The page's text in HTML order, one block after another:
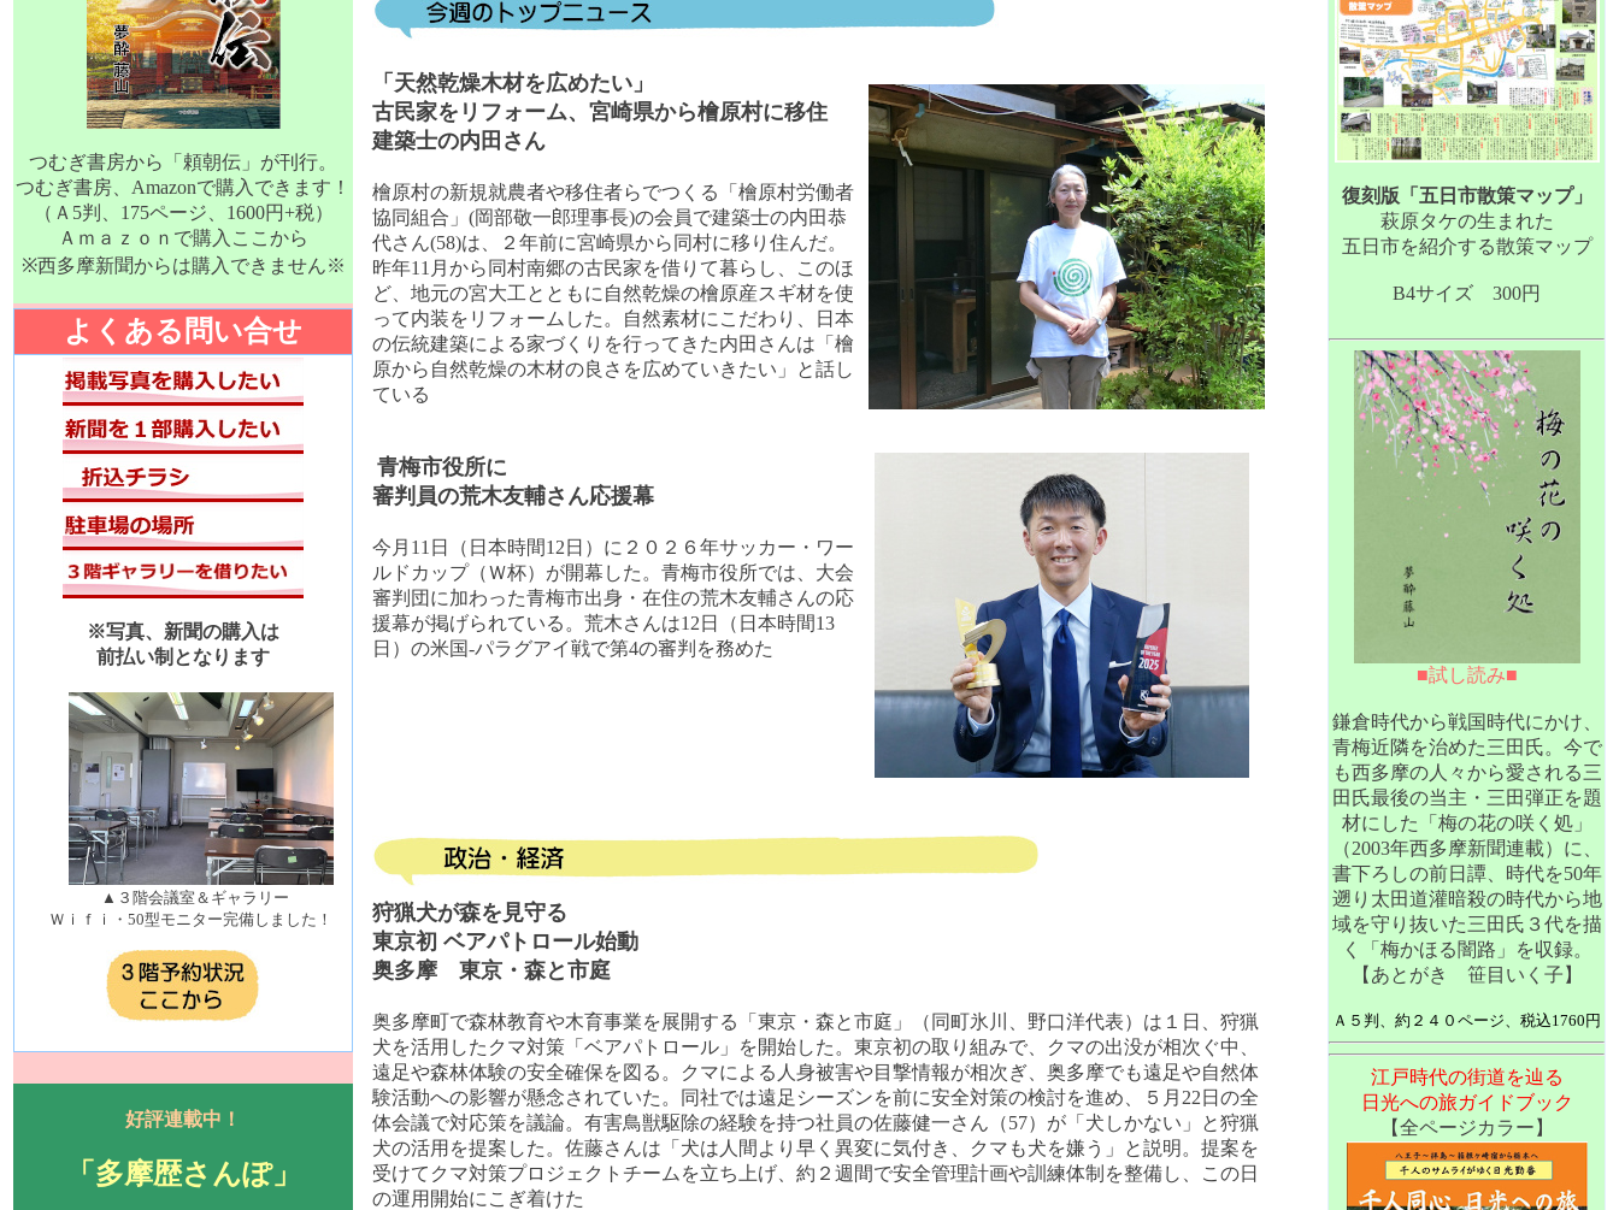
つむぎ書房から「頼朝伝」が刊行。
つむぎ書房、Amazonで購入できます！
（Ａ5判、175ページ、1600円+税）
Ａｍａｚｏｎで購入ここから
※西多摩新聞からは購入できません※
よくある問い合せ
※写真、新聞の購入は
前払い制となります
▲３階会議室＆ギャラリー
Ｗｉｆｉ・50型モニター完備しました！
好評連載中！
「多摩歴さんぽ」
「天然乾燥木材を広めたい」
古民家をリフォーム、宮崎県から檜原村に移住
建築士の内田さん
檜原村の新規就農者や移住者らでつくる「檜原村労働者
協同組合」(岡部敬一郎理事長)の会員で建築士の内田恭
代さん(58)は、２年前に宮崎県から同村に移り住んだ。
昨年11月から同村南郷の古民家を借りて暮らし、このほ
ど、地元の宮大工とともに自然乾燥の檜原産スギ材を使
って内装をリフォームした。自然素材にこだわり、日本
の伝統建築による家づくりを行ってきた内田さんは「檜
原から自然乾燥の木材の良さを広めていきたい」と話し
ている
青梅市役所に
審判員の荒木友輔さん応援幕
今月11日（日本時間12日）に２０２６年サッカー・ワー
ルドカップ（Ｗ杯）が開幕した。青梅市役所では、大会
審判団に加わった青梅市出身・在住の荒木友輔さんの応
援幕が掲げられている。荒木さんは12日（日本時間13
日）の米国-パラグアイ戦で第4の審判を務めた
狩猟犬が森を見守る
東京初 ベアパトロール始動
奥多摩 東京・森と市庭
奥多摩町で森林教育や木育事業を展開する「東京・森と市庭」（同町氷川、野口洋代表）は１日、狩猟
犬を活用したクマ対策「ベアパトロール」を開始した。東京初の取り組みで、クマの出没が相次ぐ中、
遠足や森林体験の安全確保を図る。クマによる人身被害や目撃情報が相次ぎ、奥多摩でも遠足や自然体
験活動への影響が懸念されていた。同社では遠足シーズンを前に安全対策の検討を進め、５月22日の全
体会議で対応策を議論。有害鳥獣駆除の経験を持つ社員の佐藤健一さん（57）が「犬しかない」と狩猟
犬の活用を提案した。佐藤さんは「犬は人間より早く異変に気付き、クマも犬を嫌う」と説明。提案を
受けてクマ対策プロジェクトチームを立ち上げ、約２週間で安全管理計画や訓練体制を整備し、この日
の運用開始にこぎ着けた
復刻版「五日市散策マップ」
萩原タケの生まれた
五日市を紹介する散策マップ
B4サイズ 300円
■試し読み■
鎌倉時代から戦国時代にかけ、
青梅近隣を治めた三田氏。今で
も西多摩の人々から愛される三
田氏最後の当主・三田弾正を題
材にした「梅の花の咲く処」
（2003年西多摩新聞連載）に、
書下ろしの前日譚、時代を50年
遡り太田道灌暗殺の時代から地
域を守り抜いた三田氏３代を描
く「梅かほる闇路」を収録。
【あとがき 笹目いく子】
Ａ５判、約２４０ページ、税込1760円
江戸時代の街道を辿る
日光への旅ガイドブック
【全ページカラー】